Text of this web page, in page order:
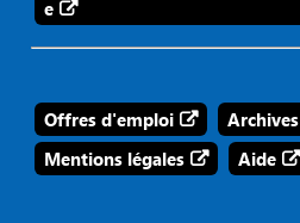
e
Offres d'emploi Archives
Mentions légales
Aide